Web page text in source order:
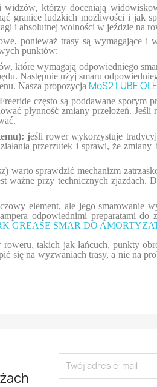
którzy doceniają
granice ludzkich możliwości i jak
i absolutnej wolności w jeździe na
ponieważ trasy są wymagające i
punktów:
które wymagają odpowiedniego
Następnie użyj smaru
Nasza propozycja MoS2 LUBE
często są poddawane sporym
płynność zmiany przełożeń.
jeśli rower wykorzystuje
przerzutek i sprawi, że zmiany
warto sprawdzić mechanizm
ważne przy technicznych zjazdach.
element, ale jego smarowanie
odpowiednimi preparatami
GREASE SMAR DO
takich jak łańcuch, punkty
się na wyzwaniach trasy, a nie na